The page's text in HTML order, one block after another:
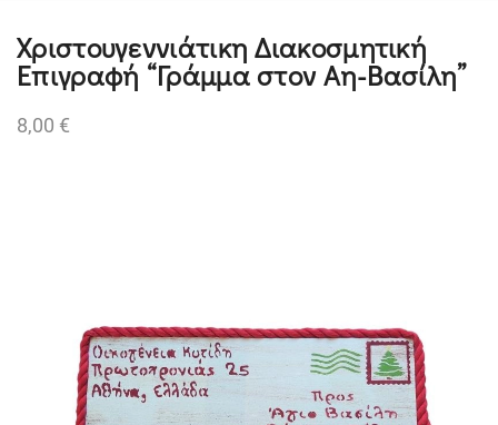
Χριστουγεννιάτικη Διακοσμητική
Επιγραφή “Γράμμα στον Αη-Βασίλη”
8,00 €